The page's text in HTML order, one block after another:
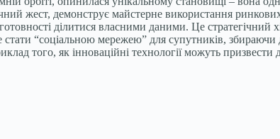
жест, демонструє майстерне використання
ділитися власними даними. Це
“соціальною мережею” для супутників,
того, як інноваційні технології можуть